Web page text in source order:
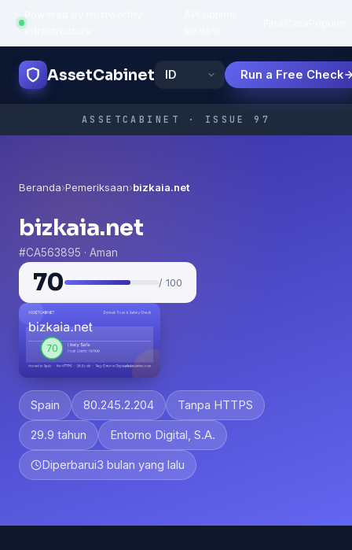
infrastructure
AssetCabinet Run a Free Check
ASSETCABINET · ISSUE 97
Beranda›Pemeriksaan›bizkaia.net
bizkaia.net
#CA563895 · Aman
70 / 100
Spain 80.245.2.204 Tanpa HTTPS
29.9 tahun Entorno Digital, S.A.
Diperbarui3 bulan yang lalu